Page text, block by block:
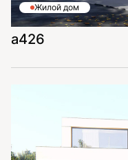
Жилой дом
а426